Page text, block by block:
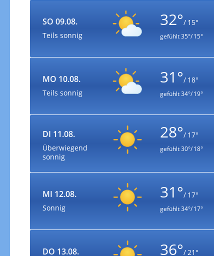
SO 09.08.
Teils sonnig
32°/ 15°
gefühlt35°/ 15°
MO 10.08.
Teils sonnig
31°/ 18°
gefühlt34°/ 19°
DI 11.08.
Überwiegend
sonnig
28°/ 17°
gefühlt30°/ 18°
MI 12.08.
Sonnig
31°/ 17°
gefühlt34°/ 17°
DO 13.08. 36°/ 21°